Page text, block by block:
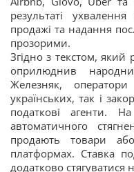
результаті
продажі та надання
прозорими.
Згідно з текстом, який
оприлюднив
Железняк,
українських, так і
податкові агенти.
автоматичного
продають товари
платформах. Ставка
додатково стягуватися